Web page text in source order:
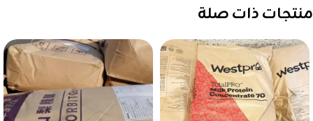
منتجات ذات صلة